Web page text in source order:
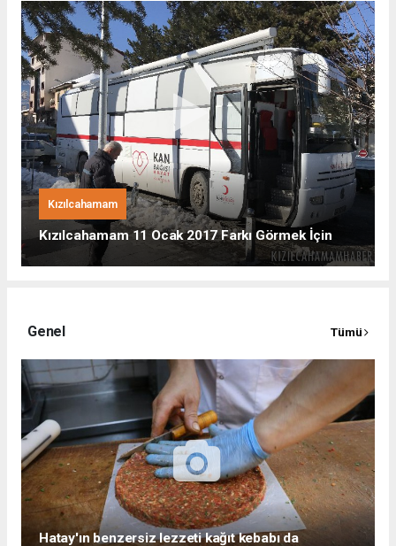
Kızılcahamam
Kızılcahamam 11 Ocak 2017 Farkı Görmek İçin
Genel Tümü
Hatay'ın benzersiz lezzeti kağıt kebabı da